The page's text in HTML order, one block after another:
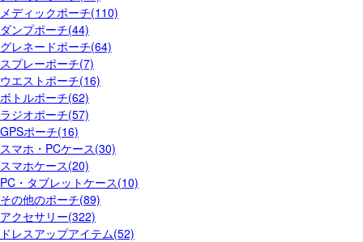
メディックポーチ(110)
ダンプポーチ(44)
グレネードポーチ(64)
スプレーポーチ(7)
ウエストポーチ(16)
ボトルポーチ(62)
ラジオポーチ(57)
GPSポーチ(16)
スマホ・PCケース(30)
スマホケース(20)
PC・タブレットケース(10)
その他のポーチ(89)
アクセサリー(322)
ドレスアップアイテム(52)